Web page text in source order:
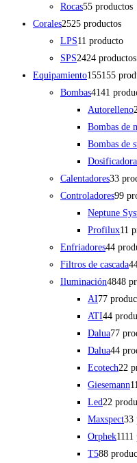
Rocas55 productos
Corales2525 productos
LPS1 1 producto
SPS2424 productos
Equipamiento155155
Bombas41 41
Autorelleno2
Bombas de
Bombas de
Calentadores33
Controladores99
Neptune
Profilux1 1
Enfriadores44
Filtros de cascada4
Iluminación4848
AI77
ATI44
Dalua77
Dalua44
Ecotech22
Giesemann1
Led 22
Maxspect33
Orphek11 11
T588